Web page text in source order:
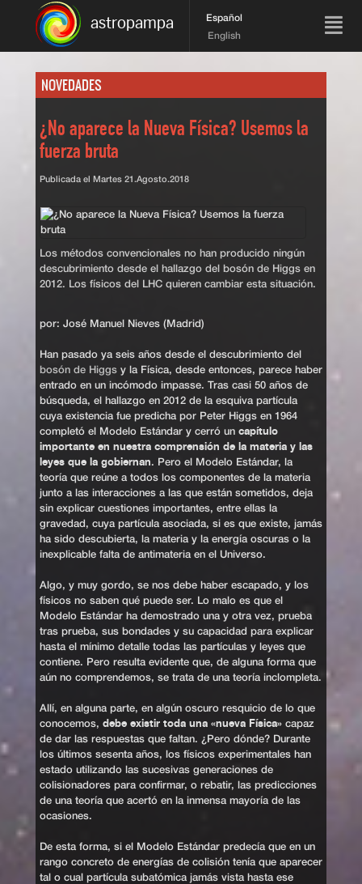
astropampa
Español
English
NOVEDADES
¿No aparece la Nueva Física? Usemos la
fuerza bruta
Publicada el Martes 21.Agosto.2018
Los métodos convencionales no han producido ningún
descubrimiento desde el hallazgo del bosón de Higgs en
2012. Los físicos del LHC quieren cambiar esta situación.
por: José Manuel Nieves (Madrid)
Han pasado ya seis años desde el descubrimiento del
bosón de Higgs y la Física, desde entonces, parece haber
entrado en un incómodo impasse. Tras casi 50 años de
búsqueda, el hallazgo en 2012 de la esquiva partícula
cuya existencia fue predicha por Peter Higgs en 1964
completó el Modelo Estándar y cerró un capítulo
importante en nuestra comprensión de la materia y las
leyes que la gobiernan. Pero el Modelo Estándar, la
teoría que reúne a todos los componentes de la materia
junto a las interacciones a las que están sometidos, deja
sin explicar cuestiones importantes, entre ellas la
gravedad, cuya partícula asociada, si es que existe, jamás
ha sido descubierta, la materia y la energía oscuras o la
inexplicable falta de antimateria en el Universo.
Algo, y muy gordo, se nos debe haber escapado, y los
físicos no saben qué puede ser. Lo malo es que el
Modelo Estándar ha demostrado una y otra vez, prueba
tras prueba, sus bondades y su capacidad para explicar
hasta el mínimo detalle todas las partículas y leyes que
contiene. Pero resulta evidente que, de alguna forma que
aún no comprendemos, se trata de una teoría inclompleta.
Allí, en alguna parte, en algún oscuro resquicio de lo que
conocemos, debe existir toda una «nueva Física» capaz
de dar las respuestas que faltan. ¿Pero dónde? Durante
los últimos sesenta años, los físicos experimentales han
estado utilizando las sucesivas generaciones de
colisionadores para confirmar, o rebatir, las predicciones
de una teoría que acertó en la inmensa mayoría de las
ocasiones.
De esta forma, si el Modelo Estándar predecía que en un
rango concreto de energías de colisión tenía que aparecer
tal o cual partícula subatómica jamás vista hasta ese